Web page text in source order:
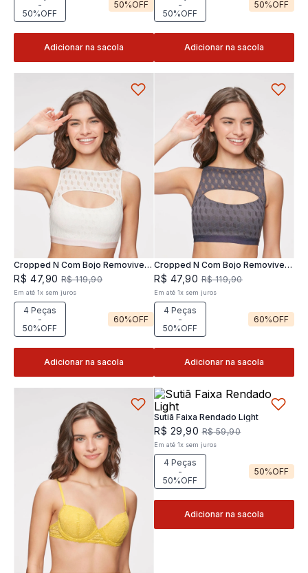
-
50%OFF
50%OFF
Adicionar na sacola
-
50%OFF
50%OFF
Adicionar na sacola
Cropped N Com Bojo Removivel
Joy
R$ 47, 90 R$ 119,90
Em até1x sem juros
4 Peças
-
50%OFF
60%OFF
Adicionar na sacola
Cropped N Com Bojo Removivel
Joy
R$ 47,90 R$ 119,90
Em até 1x sem juros
4 Peças
-
50%OFF
60%OFF
Adicionar na sacola
Sutiã Faixa Rendado Light
R$ 29 ,90 R$ 59,90
Em até 1x sem juros
4 Peças
-
50%OFF
50%OFF
Adicionar na sacola